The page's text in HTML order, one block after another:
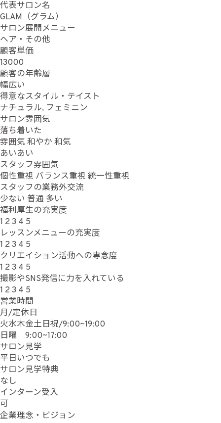
代表サロン名
GLAM（グラム）
サロン展開メニュー
ヘア・その他
顧客単価
13000
顧客の年齢層
幅広い
得意なスタイル・テイスト
ナチュラル, フェミニン
サロン雰囲気
落ち着いた
雰囲気 和やか 和気
あいあい
スタッフ雰囲気
個性重視 バランス重視 統一性重視
スタッフの業務外交流
少ない 普通 多い
福利厚生の充実度
1 23 4 5
レッスンメニューの充実度
1 23 4 5
クリエイション活動への専念度
1 23 4 5
撮影やSNS発信に力を入れている
1 23 4 5
営業時間
月/定休日
火水木金土日祝/9:00~19:00
日曜 9:00~17:00
サロン見学
平日いつでも
サロン見学特典
なし
インターン受入
可
企業理念・ビジョン